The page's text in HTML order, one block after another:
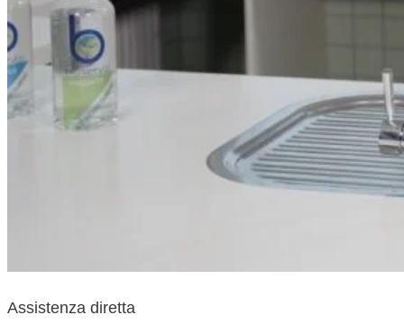
Assistenza diretta